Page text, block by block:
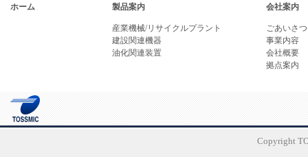
ホーム 製品案内
産業機械/リサイクルプラント
建設関連機器
油化関連装置
会社案内
ごあいさつ
事業内容
会社概要
拠点案内
Copyright